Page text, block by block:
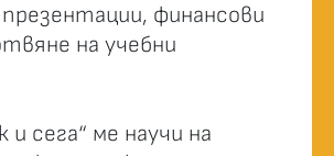
финансови
на учебни
и сега“ ме научи на